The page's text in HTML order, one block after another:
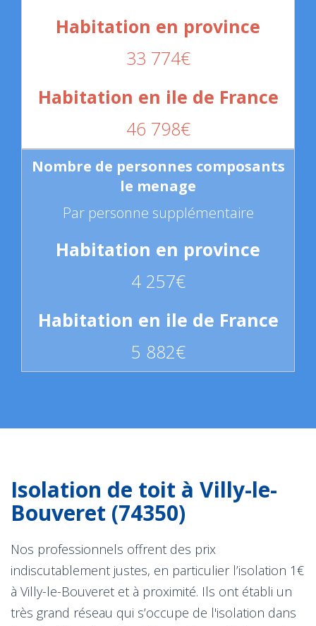
33 774€
46 798€
Par personne supplémentaire
4 257€
5 882€
Isolation de toit à Villy-le-
Bouveret (74350)
Nos professionnels offrent des prix
indiscutablement justes, en particulier l’isolation 1€
à Villy-le-Bouveret et à proximité. Ils ont établi un
très grand réseau qui s’occupe de l'isolation dans